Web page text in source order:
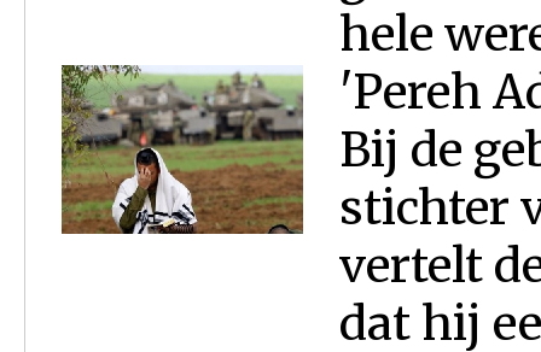
hele
'Pereh
Bij de
stichter
vertelt
dat hij